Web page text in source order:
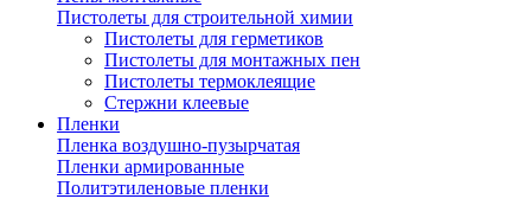
Пистолеты для строительной химии
Пистолеты для герметиков
Пистолеты для монтажных пен
Пистолеты термоклеящие
Стержни клеевые
Пленки
Пленка воздушно-пузырчатая
Пленки армированные
Политэтиленовые пленки